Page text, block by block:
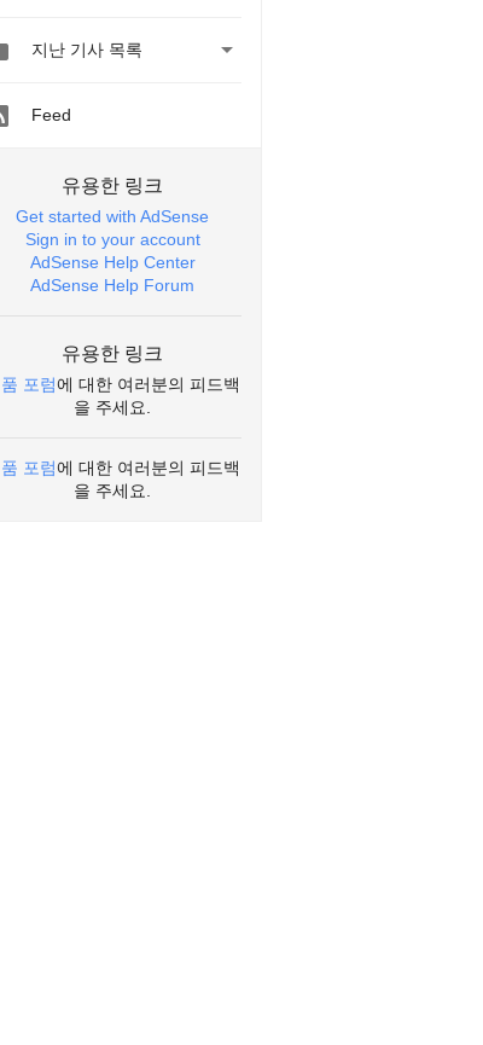
지난 기사 목록 
Feed
유용한 링크
Get started with AdSense
Sign in to your account
AdSense Help Center
AdSense Help Forum
유용한 링크
포럼에 대한 여러분의 피드백
을 주세요.
포럼에 대한 여러분의 피드백
을 주세요.